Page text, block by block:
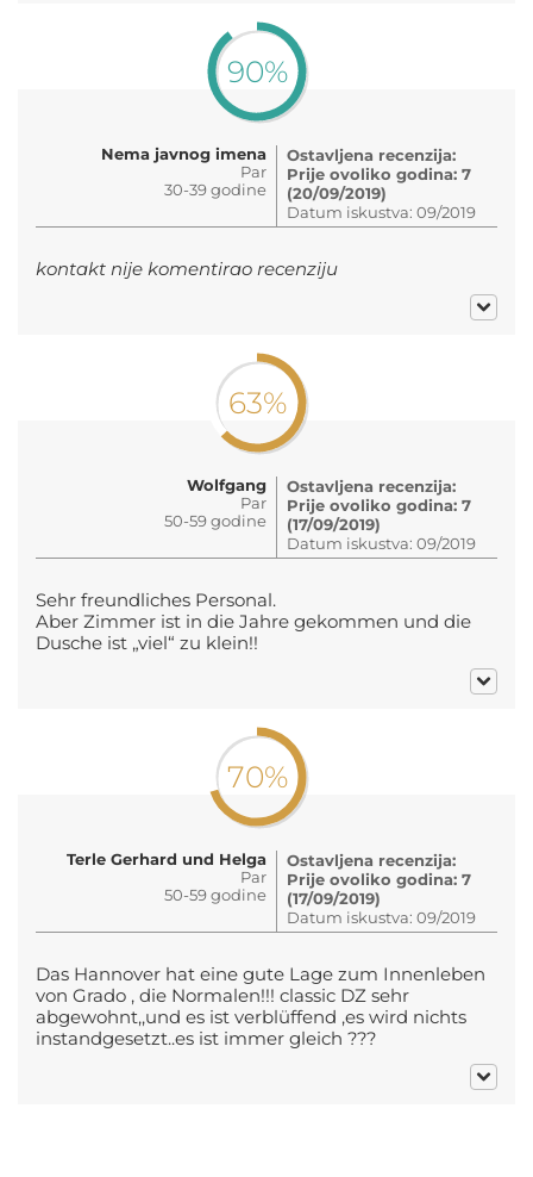
90%
Nema javnog imena
Par
30-39 godine
Ostavljena recenzija:
Prije ovoliko godina: 7
(20/09/2019)
Datum iskustva: 09/2019
kontakt nije komentirao recenziju
63%
Wolfgang
Par
50-59 godine
Ostavljena recenzija:
Prije ovoliko godina: 7
(17/09/2019)
Datum iskustva: 09/2019
Sehr freundliches Personal.
Aber Zimmer ist in die Jahre gekommen und die
Dusche ist „viel“ zu klein!!
70%
Terle Gerhard und Helga
Par
50-59 godine
Ostavljena recenzija:
Prije ovoliko godina: 7
(17/09/2019)
Datum iskustva: 09/2019
Das Hannover hat eine gute Lage zum Innenleben
von Grado , die Normalen!!! classic DZ sehr
abgewohnt,,und es ist verblüffend ,es wird nichts
instandgesetzt..es ist immer gleich ???